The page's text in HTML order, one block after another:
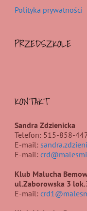
Polityka prywatności
PRZEDSZKOLE
KONTAKT
Sandra Zdzienicka
Telefon: 515-858-
E-mail:
E-mail:
Klub Malucha
ul.Zaborowska 3
E-mail: